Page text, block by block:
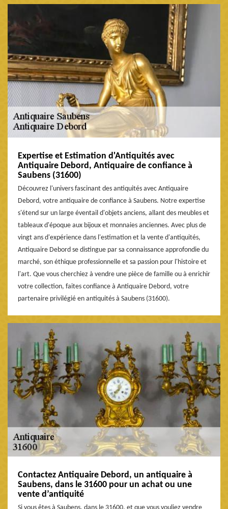
Expertise et Estimation d'Antiquités avec
Antiquaire Debord, Antiquaire de confiance à
Saubens (31600)
Découvrez l'univers fascinant des antiquités avec Antiquaire
Debord, votre antiquaire de confiance à Saubens. Notre expertise
s'étend sur un large éventail d'objets anciens, allant des meubles et
tableaux d'époque aux bijoux et monnaies anciennes. Avec plus de
vingt ans d'expérience dans l'estimation et la vente d'antiquités,
Antiquaire Debord se distingue par sa connaissance approfondie du
marché, son éthique professionnelle et sa passion pour l'histoire et
l'art. Que vous cherchiez à vendre une pièce de famille ou à enrichir
votre collection, faites confiance à Antiquaire Debord, votre
partenaire privilégié en antiquités à Saubens (31600).
Contactez Antiquaire Debord, un antiquaire à
Saubens, dans le 31600 pour un achat ou une
vente d’antiquité